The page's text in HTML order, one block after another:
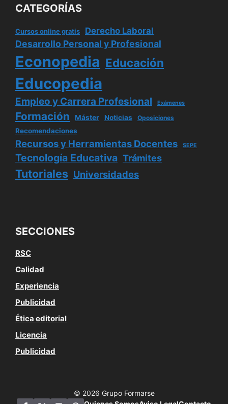
CATEGORÍAS
Cursos online gratis Derecho Laboral
Desarrollo Personal y Profesional
Econopedia Educación
Educopedia
Empleo y Carrera Profesional Exámenes
Formación Máster Noticias Oposiciones
Recomendaciones
Recursos y Herramientas Docentes SEPE
Tecnología Educativa Trámites
Tutoriales Universidades
SECCIONES
RSC
Calidad
Experiencia
Publicidad
Ética editorial
Licencia
Publicidad
© 2026 Grupo Formarse